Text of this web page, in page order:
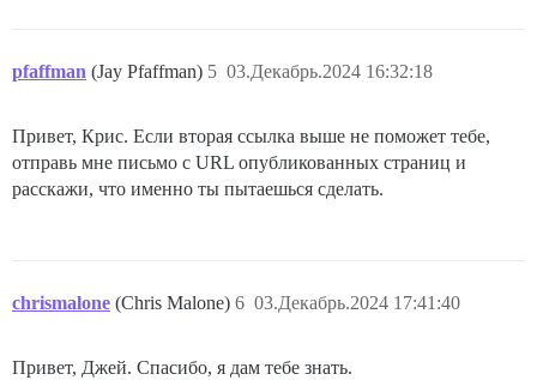
pfaffman (Jay Pfaffman) 03.Декабрь.2024 16:32:18
5
Привет, Крис. Если вторая ссылка выше не поможет тебе,
отправь мне письмо с URL опубликованных страниц и
расскажи, что именно ты пытаешься сделать.
chrismalone (Chris Malone) 03.Декабрь.2024 17:41:40
6
Привет, Джей. Спасибо, я дам тебе знать.